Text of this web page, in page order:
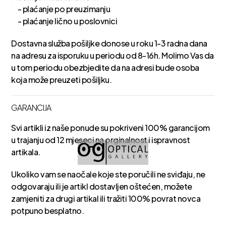
- plaćanje po preuzimanju
- plaćanje lično u poslovnici
Dostavna služba pošiljke donose u roku 1-3 radna dana
na adresu za isporuku u periodu od 8-16h. Molimo Vas da
u tom periodu obezbjedite da na adresi bude osoba
koja može preuzeti pošiljku.
GARANCIJA
Svi artikli iz naše ponude su pokriveni 100% garancijom
u trajanju od 12 mjeseci na orginalnost i ispravnost
artikala.
Ukoliko vam se naočale koje ste poručili ne sviđaju, ne
odgovaraju ili je artikl dostavljen oštećen, možete
zamjeniti za drugi artikal ili tražiti 100% povrat novca
potpuno besplatno.